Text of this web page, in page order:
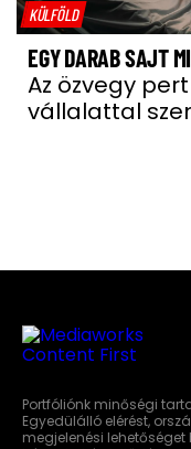
KÜLFÖLD
EGY DARAB SAJT
Az özvegy
vállalattal
Portfóliónk minőségi
Egyedülálló elérést,
megjelenési